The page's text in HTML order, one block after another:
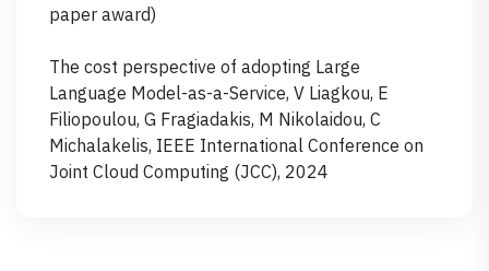
paper award)
The cost perspective of adopting Large
Language Model-as-a-Service, V Liagkou, E
Filiopoulou, G Fragiadakis, M Nikolaidou, C
Michalakelis, IEEE International Conference on
Joint Cloud Computing (JCC), 2024